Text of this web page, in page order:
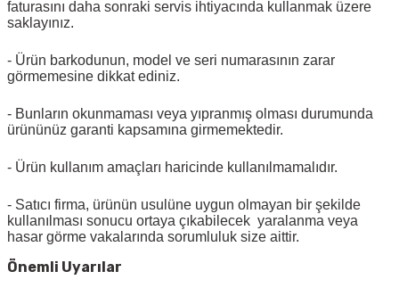
faturasını daha sonraki servis ihtiyacında kullanmak üzere
saklayınız.
- Ürün barkodunun, model ve seri numarasının zarar
görmemesine dikkat ediniz.
- Bunların okunmaması veya yıpranmış olması durumunda
ürününüz garanti kapsamına girmemektedir.
- Ürün kullanım amaçları haricinde kullanılmamalıdır.
- Satıcı firma, ürünün usulüne uygun olmayan bir şekilde
kullanılması sonucu ortaya çıkabilecek yaralanma veya
hasar görme vakalarında sorumluluk size aittir.
Önemli Uyarılar